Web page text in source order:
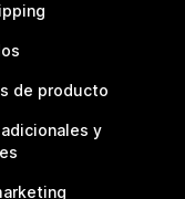
de producto
y